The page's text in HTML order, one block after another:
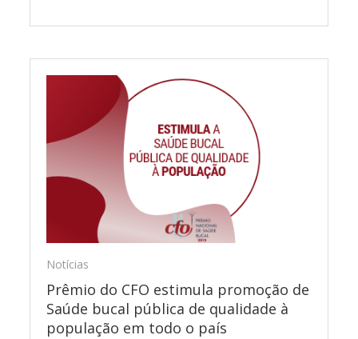
Notícias
Prêmio do CFO estimula promoção de
Saúde bucal pública de qualidade à
população em todo o país